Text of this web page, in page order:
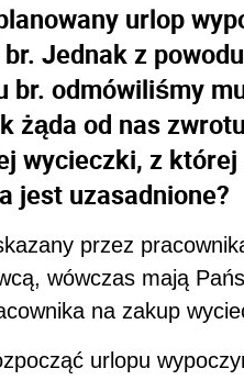
urlop
Jednak z
br. odmówiliśmy
żąda od nas
wycieczki, z
jest uzasadnione?
przez
wówczas mają
na zakup
urlopu